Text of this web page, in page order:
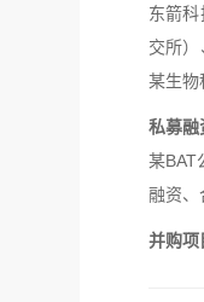
东箭
交所）
某生物
私募融
某BAT
融资、
并购项